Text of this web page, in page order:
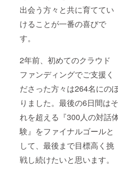
出会う方々と共に育ててい
けることが一番の喜びで
す。
2年前、初めてのクラウド
ファンディングでご支援く
ださった方々は264名にの
りました。最後の6日間はそ
れを超える『300人の対話
験』をファイナルゴールと
して、最後まで目標高く挑
戦し続けたいと思います。